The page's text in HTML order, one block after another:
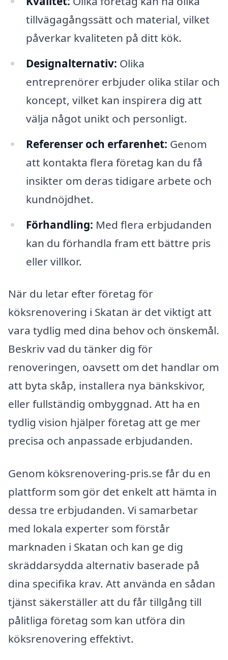
tillvägagångssätt och material, vilket
påverkar kvaliteten på ditt kök.
Designalternativ: Olika
entreprenörer erbjuder olika stilar och
koncept, vilket kan inspirera dig att
välja något unikt och personligt.
Referenser och erfarenhet: Genom
att kontakta flera företag kan du få
insikter om deras tidigare arbete och
kundnöjdhet.
Förhandling: Med flera erbjudanden
kan du förhandla fram ett bättre pris
eller villkor.
När du letar efter företag för
köksrenovering i Skatan är det viktigt att
vara tydlig med dina behov och önskemål.
Beskriv vad du tänker dig för
renoveringen, oavsett om det handlar om
att byta skåp, installera nya bänkskivor,
eller fullständig ombyggnad. Att ha en
tydlig vision hjälper företag att ge mer
precisa och anpassade erbjudanden.
Genom köksrenovering-pris.se får du en
plattform som gör det enkelt att hämta in
dessa tre erbjudanden. Vi samarbetar
med lokala experter som förstår
marknaden i Skatan och kan ge dig
skräddarsydda alternativ baserade på
dina specifika krav. Att använda en sådan
tjänst säkerställer att du får tillgång till
pålitliga företag som kan utföra din
köksrenovering effektivt.